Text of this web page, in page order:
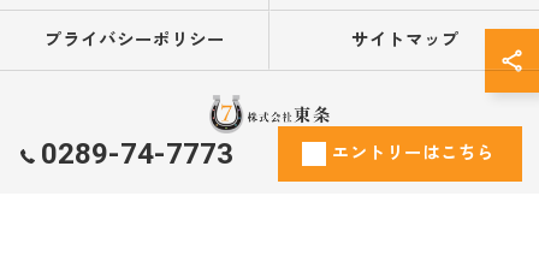
0289-74-7773 エントリーはこちら
プライバシーポリシー サイトマップ
© 2026 栃木県鹿沼市で営業の求人なら株式会社東条 ALL RIGHTS RESERVED.